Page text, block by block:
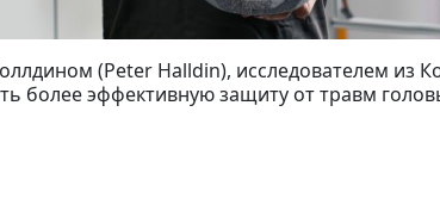
(Peter Halldin), исследователем из
более эффективную защиту от травм